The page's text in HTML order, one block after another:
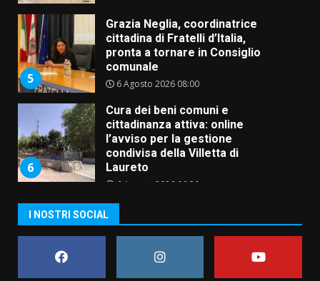
5
Grazia Neglia, coordinatrice
cittadina di Fratelli d’Italia,
pronta a tornare in Consiglio
comunale
6 Agosto 2026 08:00
6
Cura dei beni comuni e
cittadinanza attiva: online
l’avviso per la gestione
condivisa della Villetta di
Laureto
6 Agosto 2026 06:20
assoluta de “L’Albergo
Belvedere. Il rapimento”
6 Agosto 2026 06:15
I NOSTRI SOCIAL